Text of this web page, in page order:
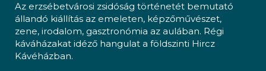
Az erzsébetvárosi zsidóság történetét bemutató
állandó kiállítás az emeleten, képzőművészet,
zene, irodalom, gasztronómia az aulában. Régi
káváházakat idéző hangulat a földszinti Hircz
Kávéházban.